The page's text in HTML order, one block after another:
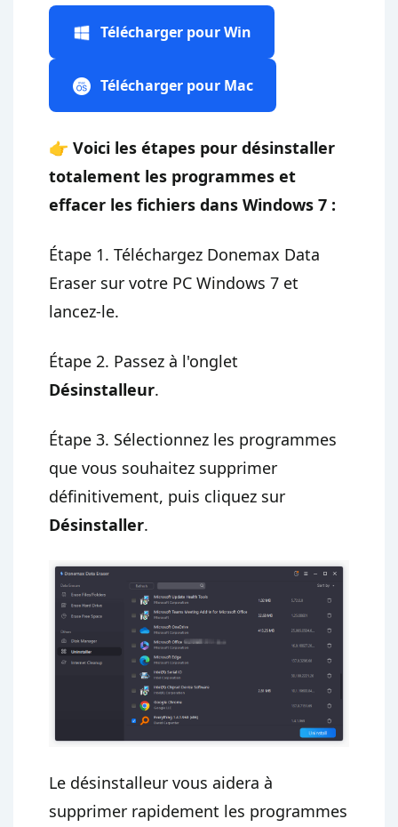
Télécharger pour Win
Télécharger pour Mac
👉 Voici les étapes pour désinstaller
totalement les programmes et
effacer les fichiers dans Windows 7 :
Étape 1. Téléchargez Donemax Data
Eraser sur votre PC Windows 7 et
lancez-le.
Étape 2. Passez à l'onglet
Désinstalleur.
Étape 3. Sélectionnez les programmes
que vous souhaitez supprimer
définitivement, puis cliquez sur
Désinstaller.
Le désinstalleur vous aidera à
supprimer rapidement les programmes